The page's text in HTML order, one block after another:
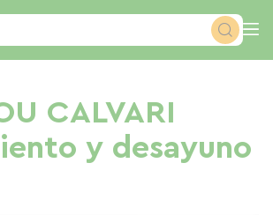
CALVARI
y desayuno
de cookies